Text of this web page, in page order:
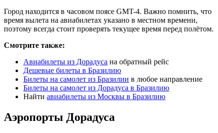
Город находится в часовом поясе GMT-4. Важно помнить, что
время вылета на авиабилетах указано в местном времени,
поэтому всегда стоит проверять текущее время перед полётом.
Смотрите также:
Авиабилеты из Дорадуса на обратный рейс
Дешевые билеты в Бразилию
Билеты на самолет из Бразилии в любое направление
Билеты на самолет из Дорадуса в Бразилию
Найти авиабилеты из Москвы в Бразилию
Аэропорты Дорадуса